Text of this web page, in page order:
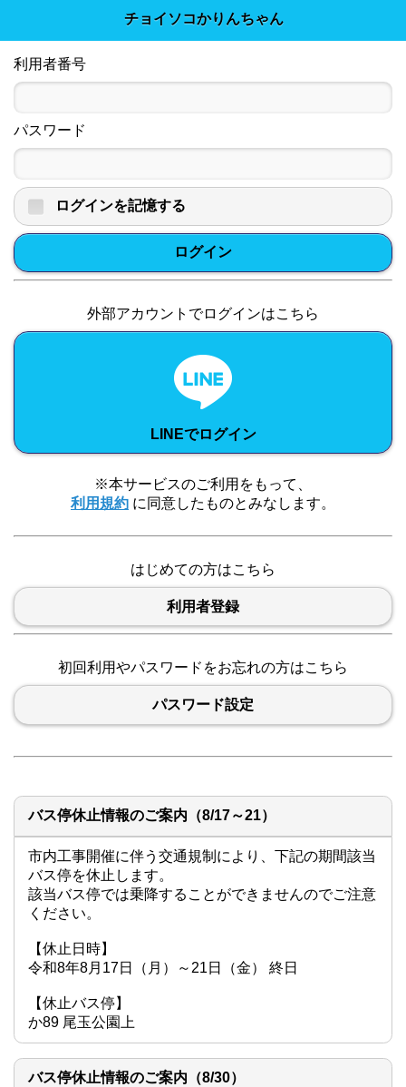
チョイソコかりんちゃん
利用者番号
パスワード
ログインを記憶する
ログイン
外部アカウントでログインはこちら
LINEでログイン
※本サービスのご利用をもって、
利用規約 に同意したものとみなします。
はじめての方はこちら
利用者登録
初回利用やパスワードをお忘れの方はこちら
パスワード設定
バス停休止情報のご案内（8/17～21）
市内工事開催に伴う交通規制により、下記の期間該当
バス停を休止します。
該当バス停では乗降することができませんのでご注意
ください。
【休止日時】
令和8年8月17日（月）～21日（金） 終日
【休止バス停】
か89 尾玉公園上
バス停休止情報のご案内（8/30）